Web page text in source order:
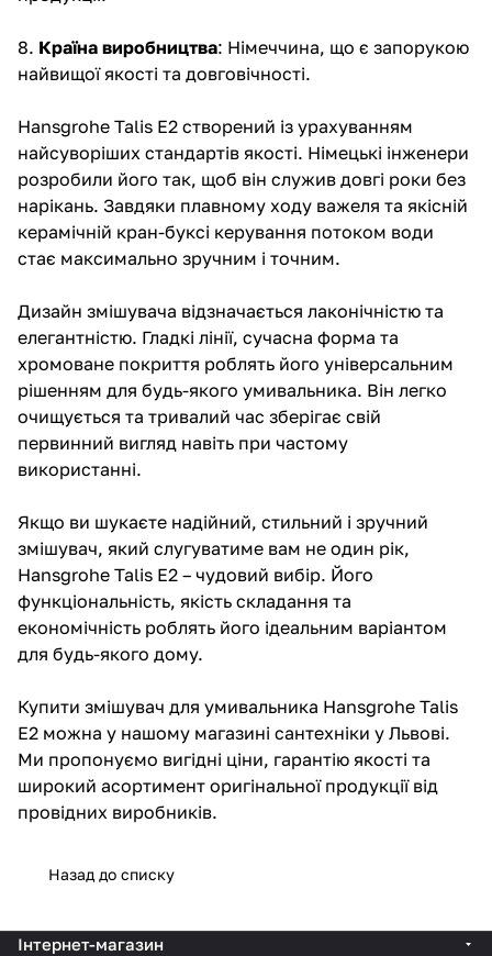
8. Країна виробництва: Німеччина, що є запорукою
найвищої якості та довговічності.
Hansgrohe Talis E2 створений із урахуванням
найсуворіших стандартів якості. Німецькі інженери
розробили його так, щоб він служив довгі роки без
нарікань. Завдяки плавному ходу важеля та якісній
керамічній кран-буксі керування потоком води
стає максимально зручним і точним.
Дизайн змішувача відзначається лаконічністю та
елегантністю. Гладкі лінії, сучасна форма та
хромоване покриття роблять його універсальним
рішенням для будь-якого умивальника. Він легко
очищується та тривалий час зберігає свій
первинний вигляд навіть при частому
використанні.
Якщо ви шукаєте надійний, стильний і зручний
змішувач, який слугуватиме вам не один рік,
Hansgrohe Talis E2 – чудовий вибір. Його
функціональність, якість складання та
економічність роблять його ідеальним варіантом
для будь-якого дому.
Купити змішувач для умивальника Hansgrohe Talis
E2 можна у нашому магазині сантехніки у Львові.
Ми пропонуємо вигідні ціни, гарантію якості та
широкий асортимент оригінальної продукції від
провідних виробників.
Назад до списку
Інтернет-магазин